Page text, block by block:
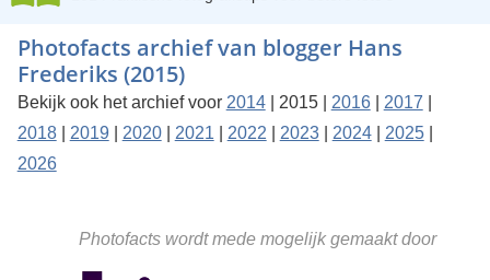
Photofacts archief van blogger Hans
Frederiks (2015)
Bekijk ook het archief voor 2014| 2015 | 2016| 2017
2018| 2019 2020| 2021| 2022 2023| 2024| 2025|
2026
Photofacts wordt mede mogelijk gemaakt door